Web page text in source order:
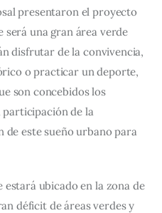
presentaron el proyecto
será una gran área verde
disfrutar de la convivencia,
o practicar un deporte,
son concebidos los
participación de la
de este sueño urbano para
ubicado en la zona de
déficit de áreas verdes y